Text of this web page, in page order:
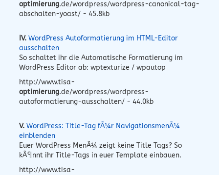
optimierung.de/wordpress/wordpress-canonical-tag-
abschalten-yoast/ - 45.8kb
IV. WordPress Autoformatierung im HTML-Editor
ausschalten
So schaltet ihr die Automatische Formatierung im
WordPress Editor ab: wptexturize / wpautop
http://www.tisa-
optimierung.de/wordpress/wordpress-
autoformatierung-ausschalten/ - 44.0kb
V. WordPress: Title-Tag fÃ¼r NavigationsmenÃ¼
einblenden
Euer WordPress MenÃ¼ zeigt keine Title Tags? So
kÃ¶nnt ihr Title-Tags in euer Template einbauen.
http://www.tisa-